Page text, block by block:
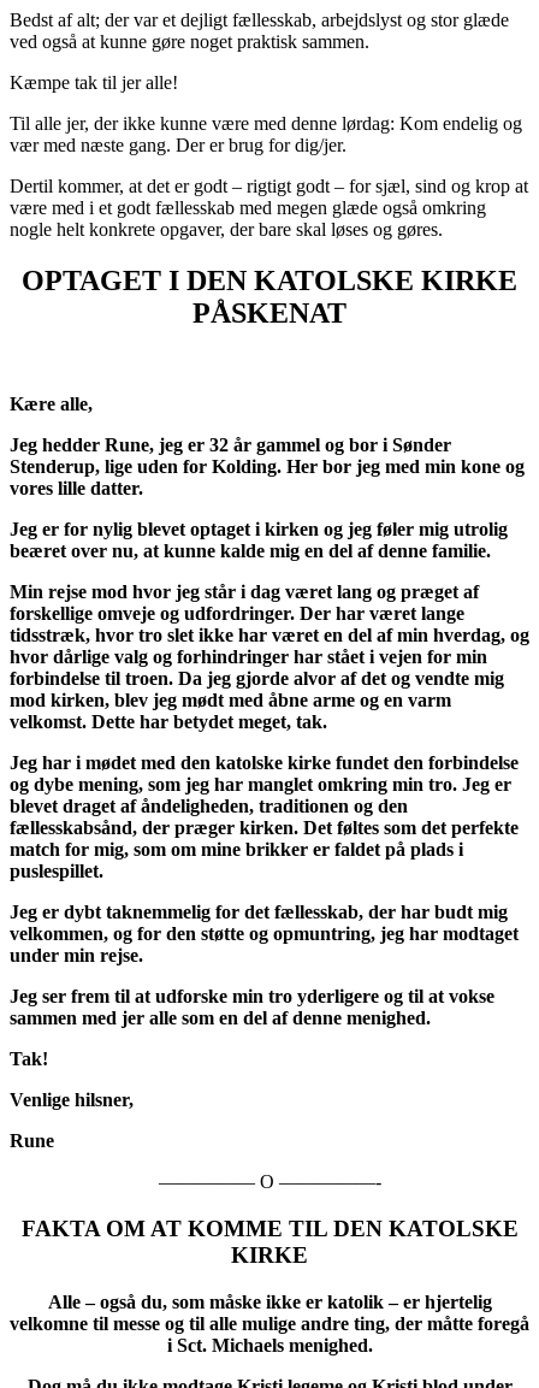
Bedst af alt; der var et dejligt fællesskab, arbejdslyst og stor glæde
ved også at kunne gøre noget praktisk sammen.
Kæmpe tak til jer alle!
Til alle jer, der ikke kunne være med denne lørdag: Kom endelig og
vær med næste gang. Der er brug for dig/jer.
Dertil kommer, at det er godt – rigtigt godt – for sjæl, sind og krop at
være med i et godt fællesskab med megen glæde også omkring
nogle helt konkrete opgaver, der bare skal løses og gøres.
OPTAGET I DEN KATOLSKE KIRKE
PÅSKENAT
Kære alle,
Jeg hedder Rune, jeg er 32 år gammel og bor i Sønder
Stenderup, lige uden for Kolding. Her bor jeg med min kone og
vores lille datter.
Jeg er for nylig blevet optaget i kirken og jeg føler mig utrolig
beæret over nu, at kunne kalde mig en del af denne familie.
Min rejse mod hvor jeg står i dag været lang og præget af
forskellige omveje og udfordringer. Der har været lange
tidsstræk, hvor tro slet ikke har været en del af min hverdag, og
hvor dårlige valg og forhindringer har stået i vejen for min
forbindelse til troen. Da jeg gjorde alvor af det og vendte mig
mod kirken, blev jeg mødt med åbne arme og en varm
velkomst. Dette har betydet meget, tak.
Jeg har i mødet med den katolske kirke fundet den forbindelse
og dybe mening, som jeg har manglet omkring min tro. Jeg er
blevet draget af åndeligheden, traditionen og den
fællesskabsånd, der præger kirken. Det føltes som det perfekte
match for mig, som om mine brikker er faldet på plads i
puslespillet.
Jeg er dybt taknemmelig for det fællesskab, der har budt mig
velkommen, og for den støtte og opmuntring, jeg har modtaget
under min rejse.
Jeg ser frem til at udforske min tro yderligere og til at vokse
sammen med jer alle som en del af denne menighed.
Tak!
Venlige hilsner,
Rune
————— O —————-
FAKTA OM AT KOMME TIL DEN KATOLSKE
KIRKE
Alle – også du, som måske ikke er katolik – er hjertelig
velkomne til messe og til alle mulige andre ting, der måtte foregå
i Sct. Michaels menighed.